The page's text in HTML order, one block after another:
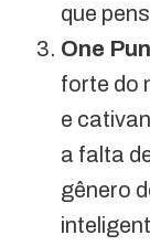
que
One
forte do
e
a falta
gênero